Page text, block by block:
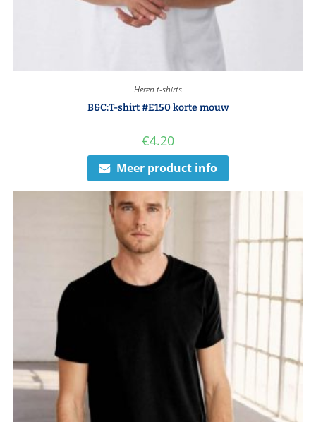
Heren t-shirts
B&C:T-shirt #E150 korte mouw
€4.20
Meer product info